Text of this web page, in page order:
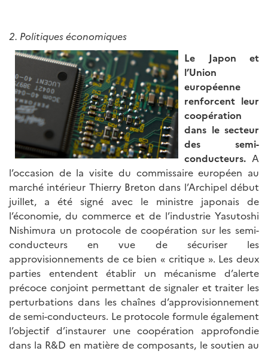
2. Politiques économiques
Le Japon et
l’Union
européenne
renforcent leur
coopération
dans le secteur
des semi-
conducteurs. A
l’occasion de la visite du commissaire européen au
marché intérieur Thierry Breton dans l’Archipel début
juillet, a été signé avec le ministre japonais de
l’économie, du commerce et de l’industrie Yasutoshi
Nishimura un protocole de coopération sur les semi-
conducteurs en vue de sécuriser les
approvisionnements de ce bien « critique ». Les deux
parties entendent établir un mécanisme d’alerte
précoce conjoint permettant de signaler et traiter les
perturbations dans les chaînes d’approvisionnement
de semi-conducteurs. Le protocole formule également
l’objectif d’instaurer une coopération approfondie
dans la R&D en matière de composants, le soutien au